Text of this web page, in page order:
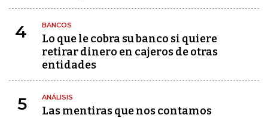
4 BANCOS
Lo que le cobra su banco si quiere
retirar dinero en cajeros de otras
entidades
5 ANÁLISIS
Las mentiras que nos contamos